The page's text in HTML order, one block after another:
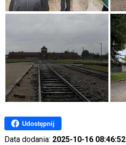
Udostępnij
Data dodania: 2025-10-16 08:46:52